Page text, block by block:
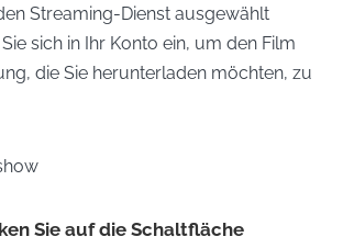
Streaming-Dienst ausgewählt
sich in Ihr Konto ein, um den Film
die Sie herunterladen möchten, zu
Sie auf die Schaltfläche